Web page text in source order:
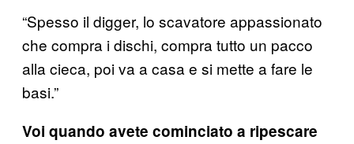
“Spesso il digger, lo scavatore appassionato
che compra i dischi, compra tutto un pacco
alla cieca, poi va a casa e si mette a fare le
basi.”
Voi quando avete cominciato a ripescare